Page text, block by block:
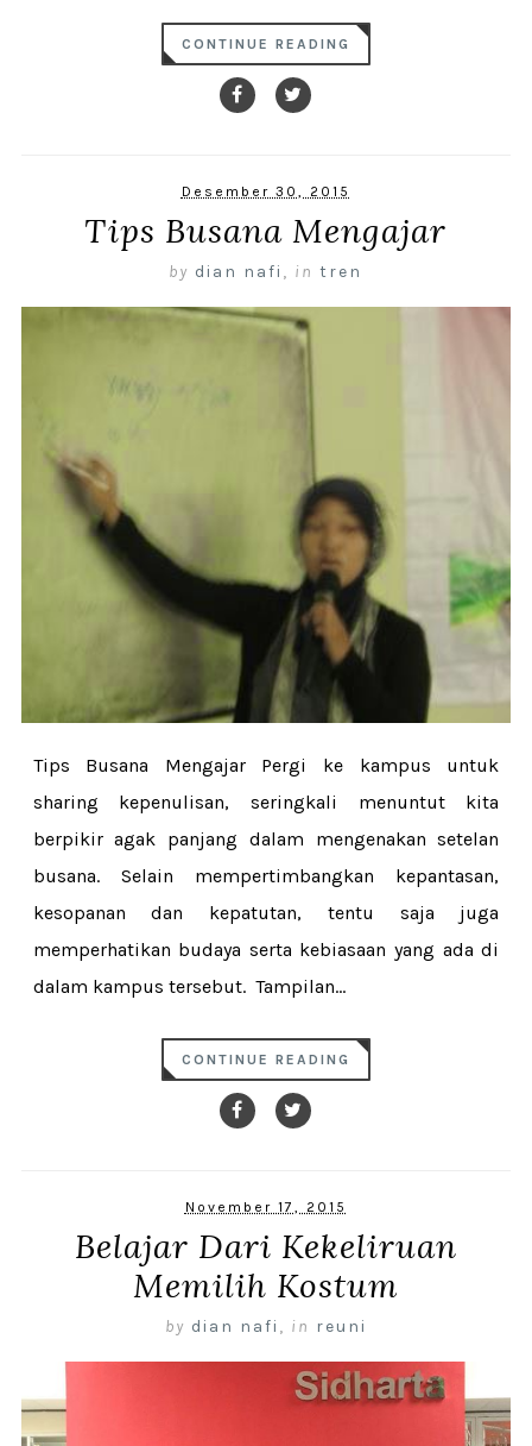
CONTINUE READING
Desember 30, 2015
Tips Busana Mengajar
by dian nafi , in tren
Tips Busana Mengajar Pergi ke kampus untuk
sharing kepenulisan, seringkali menuntut kita
berpikir agak panjang dalam mengenakan setelan
busana. Selain mempertimbangkan kepantasan,
kesopanan dan kepatutan, tentu saja juga
memperhatikan budaya serta kebiasaan yang ada di
dalam kampus tersebut. Tampilan...
CONTINUE READING
November 17, 2015
Belajar Dari Kekeliruan
Memilih Kostum
by dian nafi , in reuni